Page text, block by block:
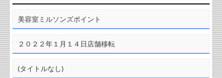
美容室ミルソンズポイント
２０２２年１月１４日店舗移転
(タイトルなし)